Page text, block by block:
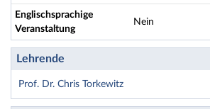
Englischsprachige
Veranstaltung
Nein
Lehrende
Prof. Dr. Chris Torkewitz